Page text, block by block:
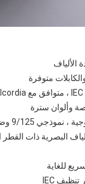
الألياف
وألوان سترة
و 62.5 / 125 متعدد الأوضاع
للغاية